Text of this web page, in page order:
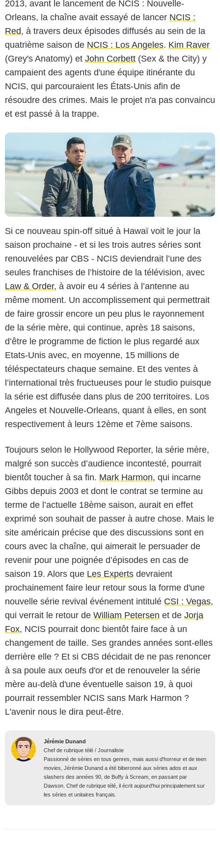
2013, avant le lancement de NCIS : Nouvelle-
Orleans, la chaîne avait essayé de lancer NCIS :
Red, à travers deux épisodes diffusés au sein de la
quatrième saison de NCIS : Los Angeles. Kim Raver
(Grey's Anatomy) et John Corbett (Sex & the City) y
campaient des agents d'une équipe itinérante du
NCIS, qui parcouraient les États-Unis afin de
résoudre des crimes. Mais le projet n'a pas convaincu
et est passé à la trappe.
Si ce nouveau spin-off situé à Hawaï voit le jour la
saison prochaine - et si les trois autres séries sont
renouvelées par CBS - NCIS deviendrait l’une des
seules franchises de l’histoire de la télévision, avec
Law & Order, à avoir eu 4 séries à l’antenne au
même moment. Un accomplissement qui permettrait
de faire grossir encore un peu plus le rayonnement
de la série mère, qui continue, après 18 saisons,
d’être le programme de fiction le plus regardé aux
Etats-Unis avec, en moyenne, 15 millions de
téléspectateurs chaque semaine. Et des ventes à
l’international très fructueuses pour le studio puisque
la série est diffusée dans plus de 200 territoires. Los
Angeles et Nouvelle-Orleans, quant à elles, en sont
respectivement à leurs 12ème et 7ème saisons.
Toujours selon le Hollywood Reporter, la série mère,
malgré son succès d’audience incontesté, pourrait
bientôt toucher à sa fin. Mark Harmon, qui incarne
Gibbs depuis 2003 et dont le contrat se termine au
terme de l’actuelle 18ème saison, aurait en effet
exprimé son souhait de passer à autre chose. Mais le
site américain précise que des discussions sont en
cours avec la chaîne, qui aimerait le persuader de
revenir pour une poignée d’épisodes en cas de
saison 19. Alors que Les Experts devraient
prochainement faire leur retour sous la forme d'une
nouvelle série revival événement intitulé CSI : Vegas,
qui verrait le retour de William Petersen et de Jorja
Fox, NCIS pourrait donc bientôt faire face à un
changement de taille. Ses grandes années sont-elles
derrière elle ? Et si CBS décidait de ne pas renoncer
à sa poule aux oeufs d'or et de renouveler la série
mère au-delà d'une éventuelle saison 19, à quoi
pourrait ressembler NCIS sans Mark Harmon ?
L'avenir nous le dira peut-être.
Jérémie Dunand
Chef de rubrique télé / Journaliste
Passionné de séries en tous genres, mais aussi d'horreur et de teen
movies, Jérémie Dunand a été biberonné aux séries ados et aux
slashers des années 90, de Buffy à Scream, en passant par
Dawson. Chef de rubrique télé, il écrit aujourd'hui principalement sur
les séries et unitaires français.